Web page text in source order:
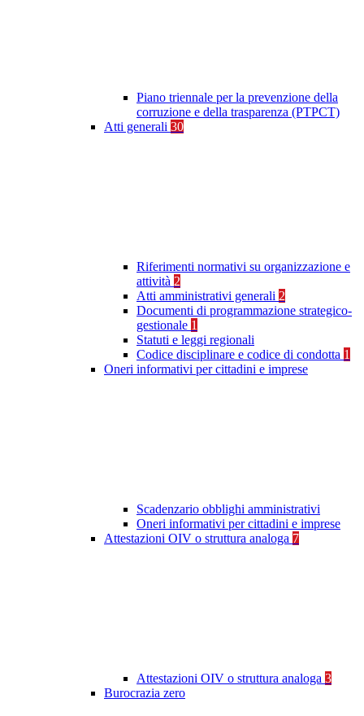
Piano triennale per la prevenzione della
corruzione e della trasparenza (PTPCT)
Atti generali 30
Riferimenti normativi su organizzazione e
attività 2
Atti amministrativi generali 2
Documenti di programmazione strategico-
gestionale 1
Statuti e leggi regionali
Codice disciplinare e codice di condotta 1
Oneri informativi per cittadini e imprese
Scadenzario obblighi amministrativi
Oneri informativi per cittadini e imprese
Attestazioni OIV o struttura analoga 7
Attestazioni OIV o struttura analoga 3
Burocrazia zero